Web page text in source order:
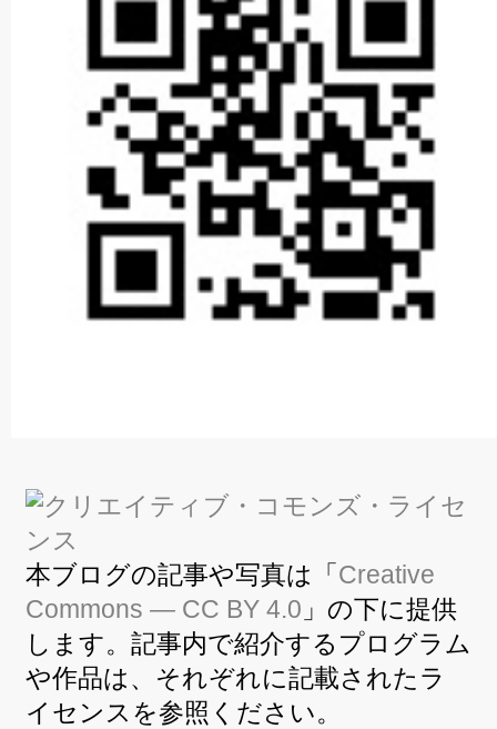
本ブログの記事や写真は「 Creative
Commons — CC BY 4.0 」の下に提供
します。記事内で紹介するプログラム
や作品は、それぞれに記載されたラ
イセンスを参照ください。